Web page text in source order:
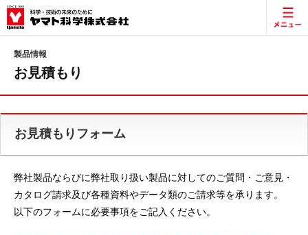
製品情報
お見積もり
お見積もりフォーム
弊社製品ならびに弊社取り扱い製品に対してのご質問・ご意見・
カタログ請求及び各種資料やデータ類のご請求等を承ります。
以下のフォームに必要事項をご記入ください。